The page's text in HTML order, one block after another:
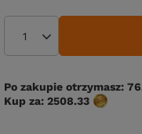
Po zakupie otrzymasz:
Kup za: 2508.33